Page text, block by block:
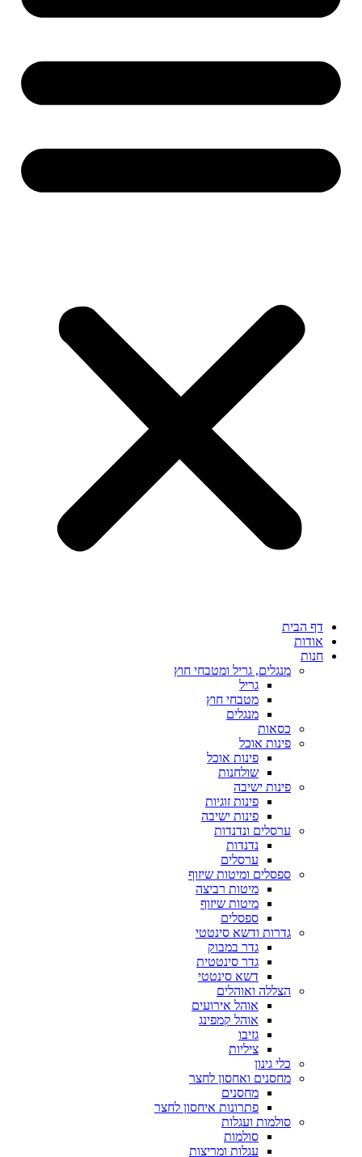
דף הבית
אודות
חנות
מנגלים, גריל ומטבחי חוץ
גריל
מטבחי חוץ
מנגלים
כסאות
פינות אוכל
פינות אוכל
שולחנות
פינות ישיבה
פינות זוגיות
פינות ישיבה
ערסלים ונדנדות
נדנדות
ערסלים
ספסלים ומיטות שיזוף
מיטות רביצה
מיטות שיזוף
ספסלים
גדרות ודשא סינטטי
גדר במבוק
גדר סינטטית
דשא סינטטי
הצללה ואוהלים
אוהל אירועים
אוהל קמפינג
גזיבו
ציליות
כלי גינון
מחסנים ואחסון לחצר
מחסנים
פתרונות איחסון לחצר
סולמות ועגלות
סולמות
עגלות ומריצות